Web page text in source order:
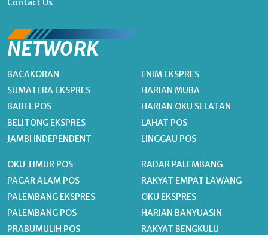
Contact Us
NETWORK
BACAKORAN
SUMATERA EKSPRES
BABEL POS
BELITONG EKSPRES
JAMBI INDEPENDENT
ENIM EKSPRES
HARIAN MUBA
HARIAN OKU SELATAN
LAHAT POS
LINGGAU POS
OKU TIMUR POS
PAGAR ALAM POS
PALEMBANG EKSPRES
PALEMBANG POS
PRABUMULIH POS
RADAR PALEMBANG
RAKYAT EMPAT LAWANG
OKU EKSPRES
HARIAN BANYUASIN
RAKYAT BENGKULU